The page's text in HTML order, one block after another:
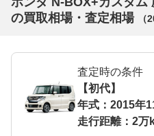
の買取相場・査定相場
（
査定時の条件
【初代】
年式：2015年
走行距離：2万